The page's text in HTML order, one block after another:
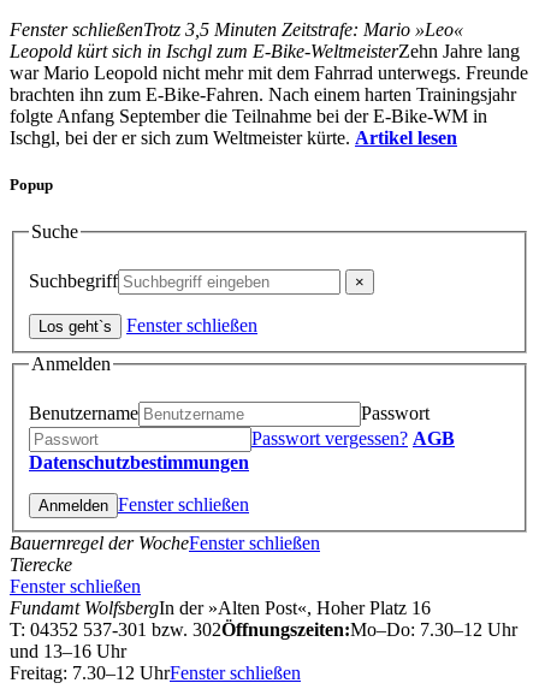
Fenster schließenTrotz 3,5 Minuten Zeitstrafe: Mario »Leo«
Leopold kürt sich in Ischgl zum E-Bike-WeltmeisterZehn Jahre lang
war Mario Leopold nicht mehr mit dem Fahrrad unterwegs. Freunde
brachten ihn zum E-Bike-Fahren. Nach einem harten Trainingsjahr
folgte Anfang September die Teilnahme bei der E-Bike-WM in
Ischgl, bei der er sich zum Weltmeister kürte. Artikel lesen
Popup
Suche
Suchbegriff
Fenster schließen
Anmelden
Benutzername
Passwort
Passwort vergessen? AGB
Datenschutzbestimmungen
Fenster schließen
Bauernregel der WocheFenster schließen
Tierecke
Fenster schließen
Fundamt WolfsbergIn der »Alten Post«, Hoher Platz 16
T: 04352 537-301 bzw. 302Öffnungszeiten:Mo–Do: 7.30–12 Uhr
und 13–16 Uhr
Freitag: 7.30–12 UhrFenster schließen